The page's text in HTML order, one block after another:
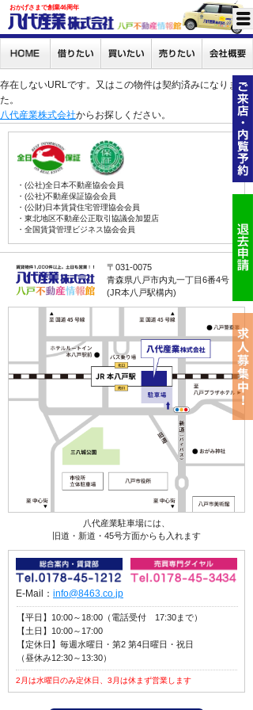
おかげさまで創業46周年
存在しないURLです。又はこの物件は契約済みになりまし
た。
八代産業株式会社からお探しください。
・(公社)全日本不動産協会会員
・(公社)不動産保証協会会員
・(公財)日本賃貸住宅管理協会会員
・東北地区不動産公正取引協議会加盟店
・全国賃貸管理ビジネス協会会員
〒031-0075
青森県八戸市内丸一丁目6番4号
(JR本八戸駅構内)
八代産業駐車場には、
旧道・新道・45号方面からも入れます
E-Mail： info@8463.co.jp
【平日】10:00～18:00（電話受付 17:30まで）
【土日】10:00～17:00
【定休日】毎週水曜日・第2 第4日曜日・祝日
（昼休み12:30～13:30）
2月は水曜日のみ定休日、3月は休まず営業します